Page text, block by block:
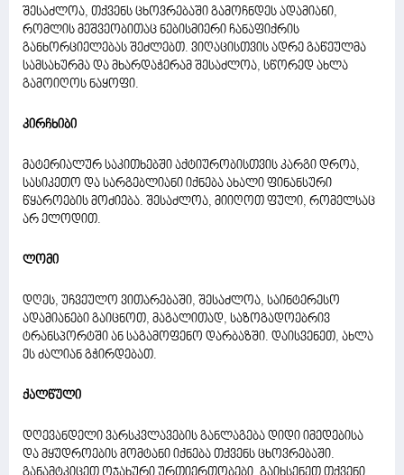
შესაძლოა, თქვენს ცხოვრებაში გამოჩნდეს ადამიანი,
რომლის მეშვეობითაც ნებისმიერი ჩანაფიქრის
განხორციელებას შეძლებთ. ვიღაცისთვის ადრე გაწეულმა
სამსახურმა და მხარდაჭერამ შესაძლოა, სწორედ ახლა
გამოიღოს ნაყოფი.
კირჩხიბი
მატერიალურ საკითხებში აქტიურობისთვის კარგი დროა,
სასიკეთო და სარგებლიანი იქნება ახალი ფინანსური
წყაროების მოძიება. შესაძლოა, მიიღოთ ფული, რომელსაც
არ ელოდით.
ლომი
დღეს, უჩვეულო ვითარებაში, შესაძლოა, საინტერესო
ადამიანები გაიცნოთ, მაგალითად, საზოგადოებრივ
ტრანსპორტში ან საგამოფენო დარბაზში. დაისვენეთ, ახლა
ეს ძალიან გჭირდებათ.
ქალწული
დღევანდელი ვარსკვლავების განლაგება დიდი იმედებისა
და მყუდროების მომტანი იქნება თქვენს ცხოვრებაში.